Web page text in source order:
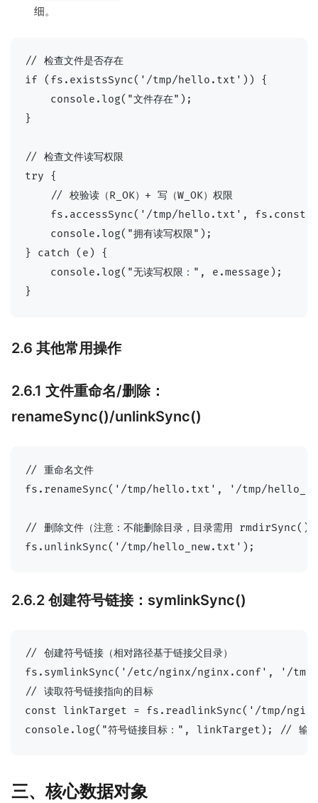
细。
// 检查文件是否存在
if (fs.existsSync('/tmp/hello.txt')) {
    console.log("文件存在");
}
// 检查文件读写权限
try {
    // 校验读（R_OK）+ 写（W_OK）权限
fs.accessSync('/tmp/hello.txt',
    console.log("拥有读写权限");
} catch (e) {
    console.log("无读写权限：", e.message);
2.6 其他常用操作
2.6.1 文件重命名/删除：
renameSync()/unlinkSync()
// 重命名文件
fs.renameSync('/tmp/hello.txt', '/tmp/
// 删除文件（注意：不能删除目录，目录需用 rmdirSync()
2.6.2 创建符号链接：symlinkSync()
// 创建符号链接（相对路径基于链接父目录）
fs.symlinkSync('/etc/nginx/nginx.conf', '/
// 读取符号链接指向的目标
const linkTarget = fs.readlinkSync('/tmp/
三、核心数据对象